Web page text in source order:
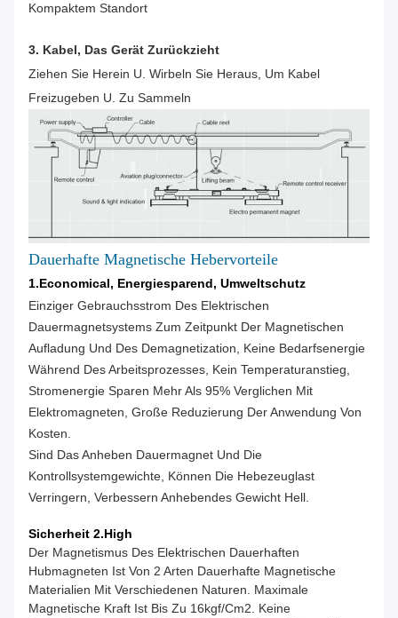
Kompaktem Standort
3. Kabel, Das Gerät Zurückzieht
Ziehen Sie Herein U. Wirbeln Sie Heraus, Um Kabel
Freizugeben U. Zu Sammeln
Dauerhafte Magnetische Hebervorteile
1.Economical, Energiesparend, Umweltschutz
Einziger Gebrauchsstrom Des Elektrischen
Dauermagnetsystems Zum Zeitpunkt Der Magnetischen
Aufladung Und Des Demagnetization, Keine Bedarfsenergie
Während Des Arbeitsprozesses, Kein Temperaturanstieg,
Stromenergie Sparen Mehr Als 95% Verglichen Mit
Elektromagneten, Große Reduzierung Der Anwendung Von
Kosten.
Sind Das Anheben Dauermagnet Und Die
Kontrollsystemgewichte, Können Die Hebezeuglast
Verringern, Verbessern Anhebendes Gewicht Hell.
Sicherheit 2.High
Der Magnetismus Des Elektrischen Dauerhaften
Hubmagneten Ist Von 2 Arten Dauerhafte Magnetische
Materialien Mit Verschiedenen Naturen. Maximale
Magnetische Kraft Ist Bis Zu 16kgf/cm2. Keine